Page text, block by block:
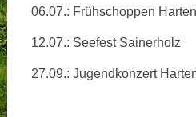
06.07.: Frühschoppen
12.07.: Seefest Sainerholz
27.09.: Jugendkonzert